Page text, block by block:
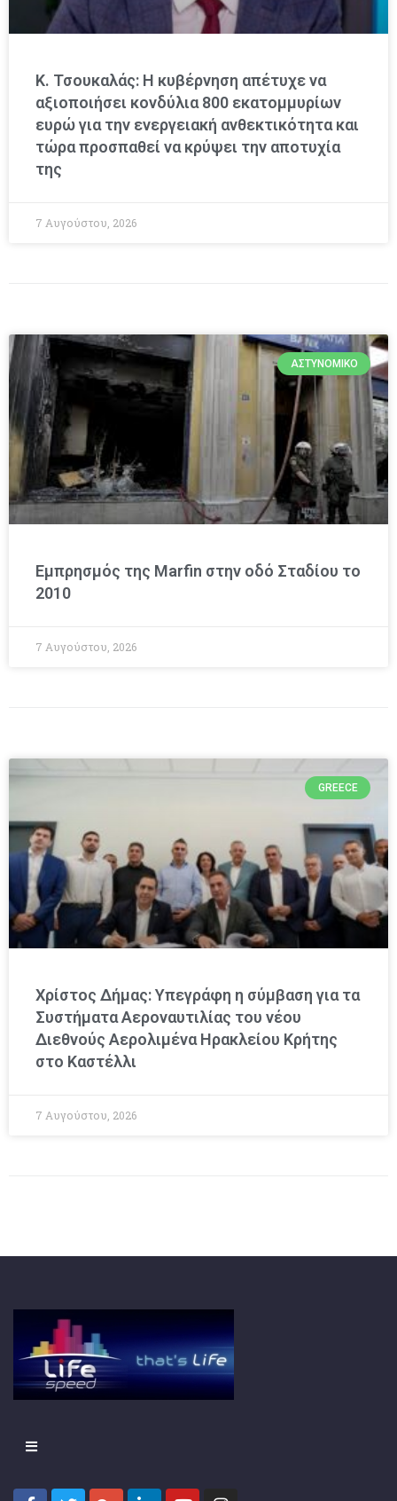
Κ. Τσουκαλάς: Η κυβέρνηση απέτυχε να
αξιοποιήσει κονδύλια 800 εκατομμυρίων
ευρώ για την ενεργειακή ανθεκτικότητα και
τώρα προσπαθεί να κρύψει την αποτυχία
της
7 Αυγούστου, 2026
ΑΣΤΥΝΟΜΙΚΌ
Εμπρησμός της Marfin στην οδό Σταδίου το
2010
7 Αυγούστου, 2026
GREECE
Χρίστος Δήμας: Υπεγράφη η σύμβαση για τα
Συστήματα Αεροναυτιλίας του νέου
Διεθνούς Αερολιμένα Ηρακλείου Κρήτης
στο Καστέλλι
7 Αυγούστου, 2026